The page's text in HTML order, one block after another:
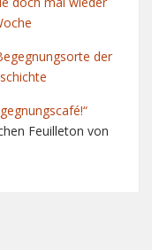
der
Feuilleton von